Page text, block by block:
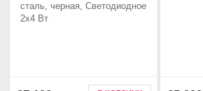
сталь, черная, Светодиодное
2x4 Вт